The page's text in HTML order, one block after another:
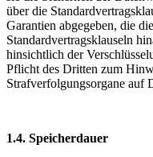
über die
Garantien abgegeben, die
Standardvertragsklauseln
hinsichtlich der
Pflicht des Dritten zum
Strafverfolgungsorgane auf
1.4. Speicherdauer